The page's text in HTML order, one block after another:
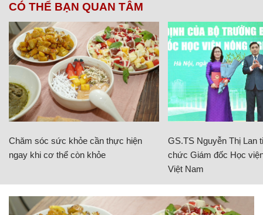
CÓ THỂ BẠN QUAN TÂM
Chăm sóc sức khỏe cần thực hiện
ngay khi cơ thể còn khỏe
GS.TS Nguyễn Thị Lan
chức Giám đốc Học
Việt Nam